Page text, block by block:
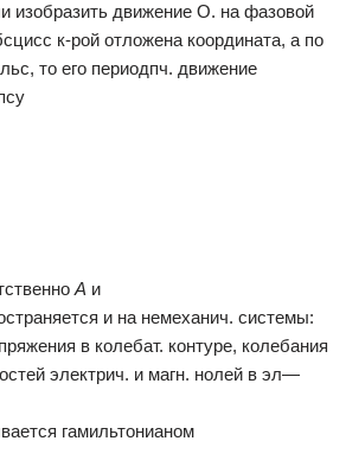
изобразить движение О. на фазовой
к-рой отложена координата, а по
то его периодпч. движение
А и
и на немеханич. системы:
в колебат. контуре, колебания
электрич. и магн. нолей в эл—
гамильтонианом